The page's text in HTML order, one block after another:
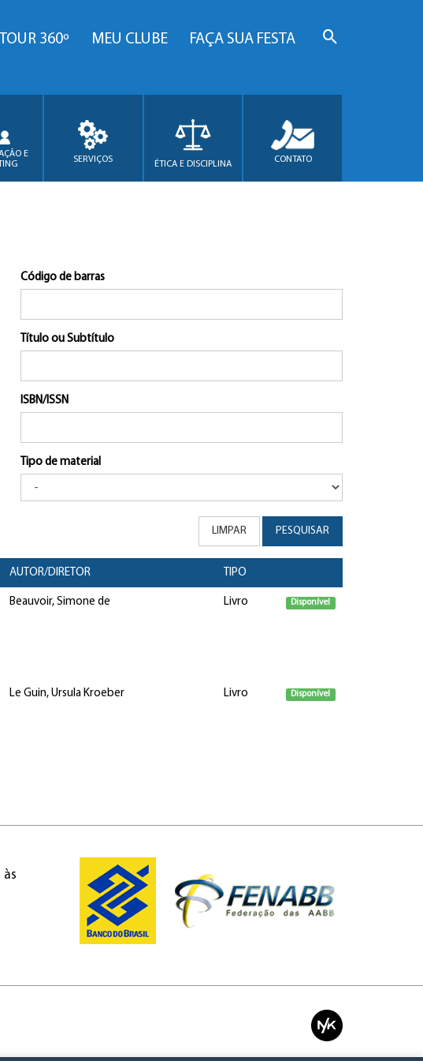
TOUR 360º MEU CLUBE FAÇA SUA FESTA
E
SERVIÇOS ÉTICA E DISCIPLINA CONTATO
Código de barras
Título ou Subtítulo
ISBN/ISSN
Tipo de material
LIMPAR PESQUISAR
AUTOR/DIRETOR TIPO
Beauvoir, Simone de Livro Disponível
Le Guin, Ursula Kroeber Livro Disponível
às